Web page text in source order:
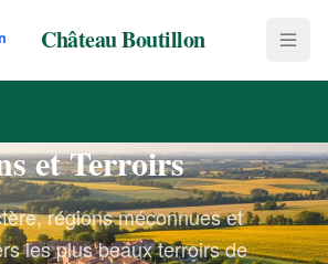
Château Boutillon
et Terroirs
régions méconnues et
les plus beaux terroirs de